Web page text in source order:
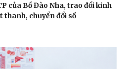
của Bồ Đào Nha, trao đổi kinh
chuyển đổi số